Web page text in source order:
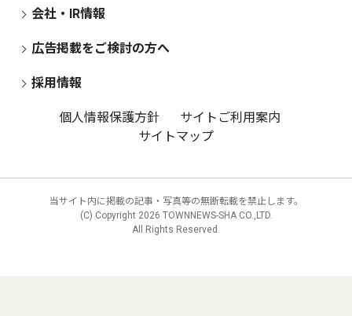
会社・IR情報
広告掲載をご検討の方へ
採用情報
個人情報保護方針
サイトご利用案内
サイトマップ
当サイト内に掲載の記事・写真等の無断転載を禁止します。
(C) Copyright 2026 TOWNNEWS-SHA CO.,LTD.
All Rights Reserved.